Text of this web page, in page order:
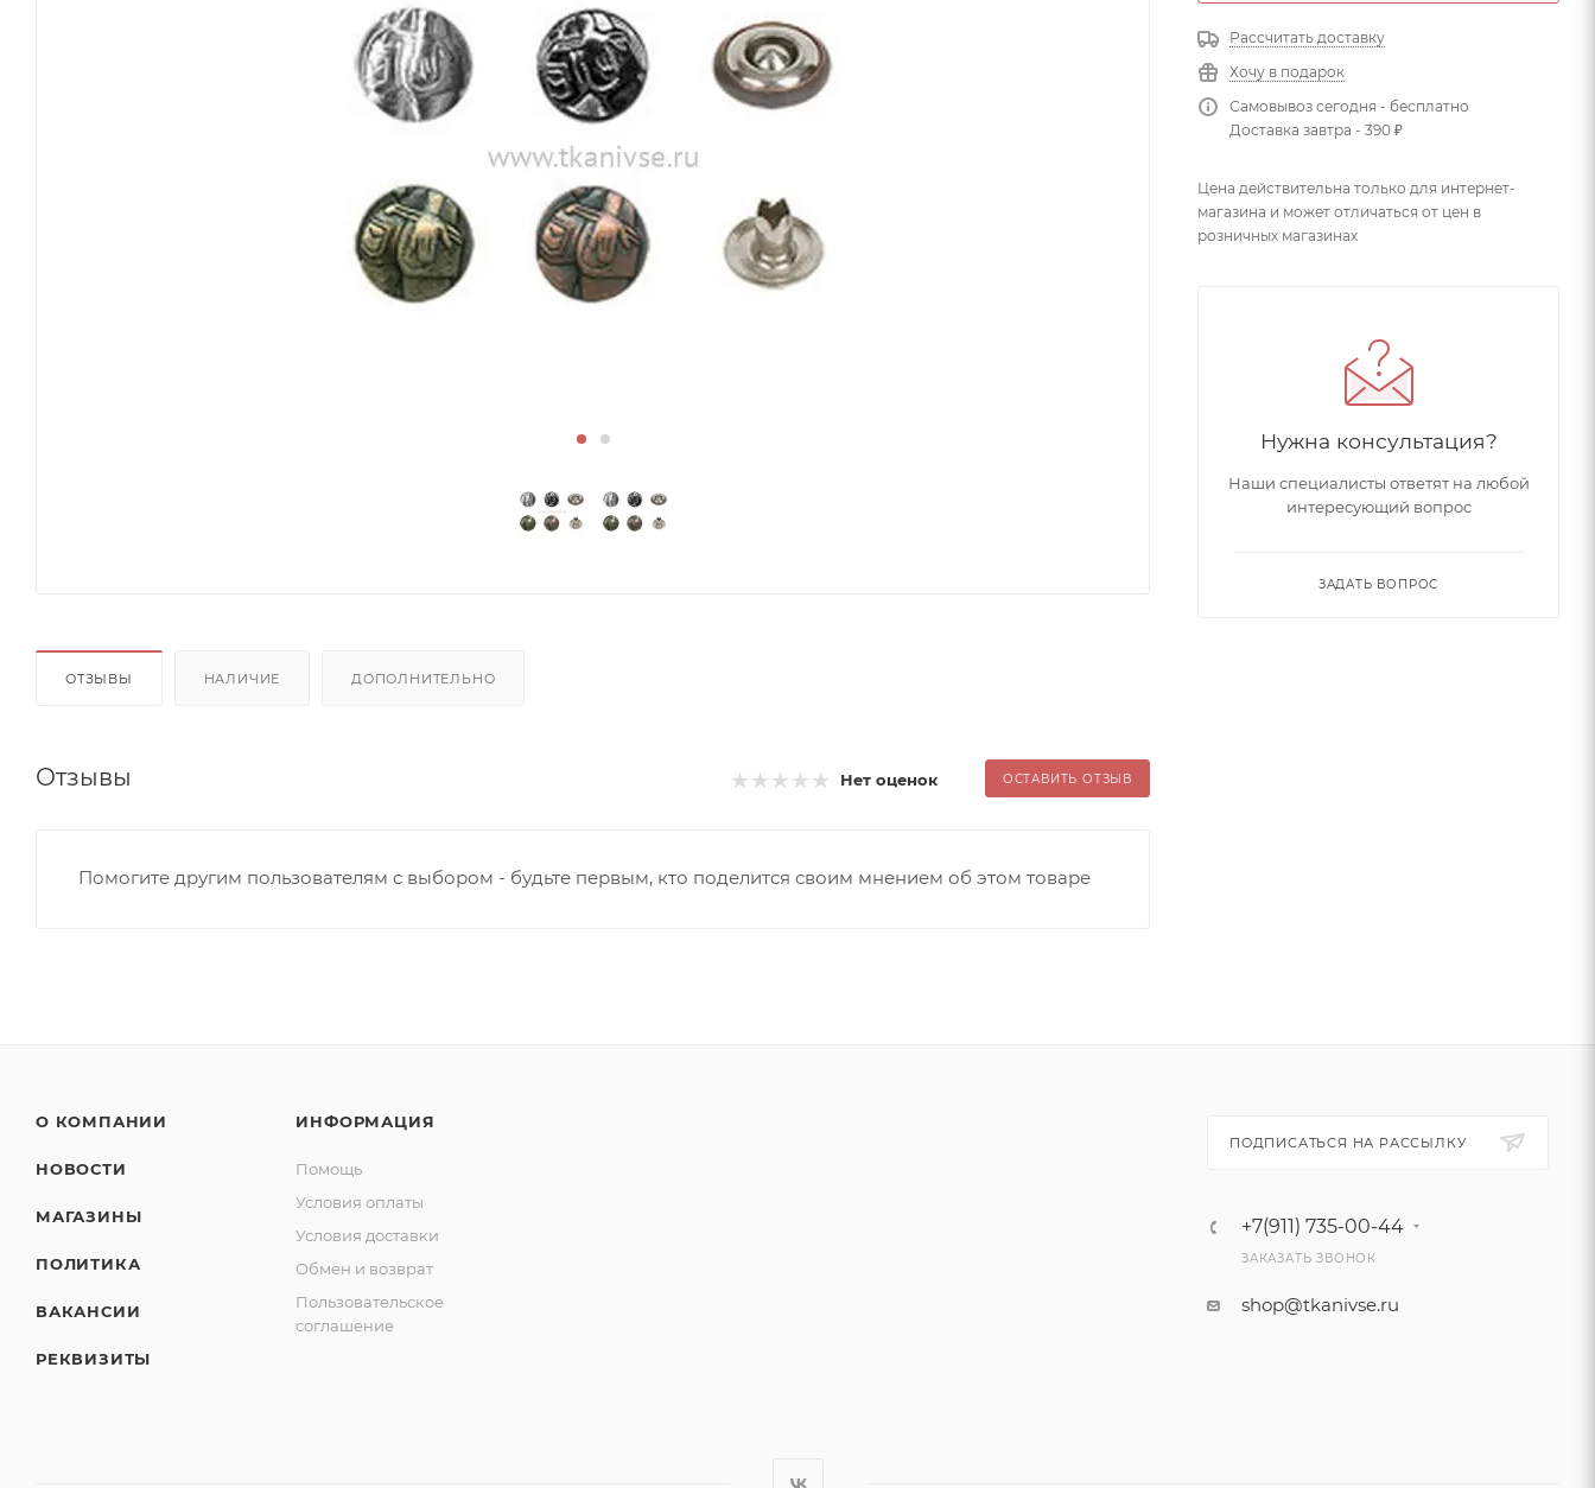
ОТЗЫВЫ НАЛИЧИЕ ДОПОЛНИТЕЛЬНО
Отзывы Нет оценок ОСТАВИТЬ ОТЗЫВ
Помогите другим пользователям с выбором - будьте первым, кто поделится своим мнением об этом товаре
Рассчитать доставку
Хочу в подарок
Самовывоз сегодня - бесплатно
Доставка завтра - 390 ₽
Цена действительна только для интернет-
магазина и может отличаться от цен в
розничных магазинах
Нужна консультация?
Наши специалисты ответят на любой
интересующий вопрос
ЗАДАТЬ ВОПРОС
О КОМПАНИИ
НОВОСТИ
МАГАЗИНЫ
ПОЛИТИКА
ВАКАНСИИ
РЕКВИЗИТЫ
ИНФОРМАЦИЯ
Помощь
Условия оплаты
Условия доставки
Обмен и возврат
Пользовательское
соглашение
ПОДПИСАТЬСЯ НА РАССЫЛКУ
+7(911) 735-00-44
ЗАКАЗАТЬ ЗВОНОК
shop@tkanivse.ru